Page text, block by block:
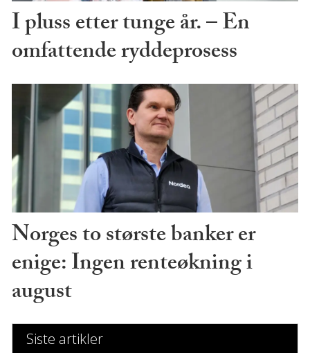
I pluss etter tunge år. – En
omfattende ryddeprosess
Norges to største banker er
enige: Ingen renteøkning i
august
Siste artikler